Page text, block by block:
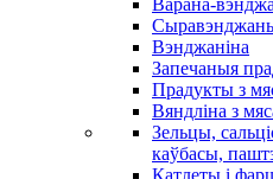
Вэнджаніна
Запечаныя
Прадукты з
Вяндліна з
Зельцы,
каўбасы,
Катлеты і